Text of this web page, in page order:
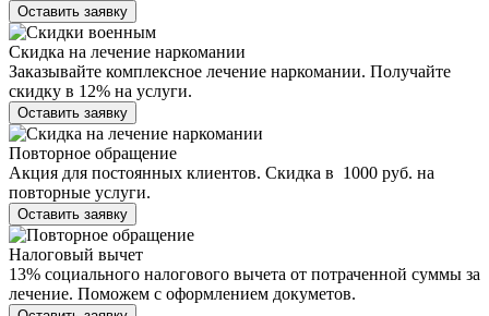
Оставить заявку
Скидка на лечение наркомании
Заказывайте комплексное лечение наркомании. Получайте
скидку в 12% на услуги.
Оставить заявку
Повторное обращение
Акция для постоянных клиентов. Скидка в 1000 руб. на
повторные услуги.
Оставить заявку
Налоговый вычет
13% социального налогового вычета от потраченной суммы за
лечение. Поможем с оформлением докуметов.